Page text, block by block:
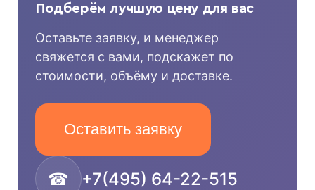
Подберём лучшую цену для вас
Оставьте заявку, и менеджер
свяжется с вами, подскажет по
стоимости, объёму и доставке.
Оставить заявку
☎ +7(495) 64-22-515